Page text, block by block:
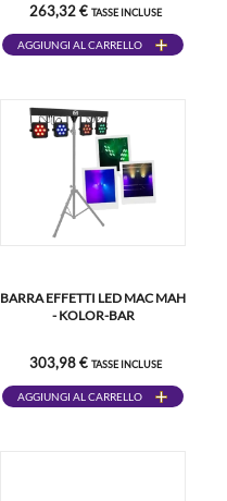
263,32 € TASSE INCLUSE
AGGIUNGI AL CARRELLO
BARRA EFFETTI LED MAC MAH
- KOLOR-BAR
303,98 € TASSE INCLUSE
AGGIUNGI AL CARRELLO